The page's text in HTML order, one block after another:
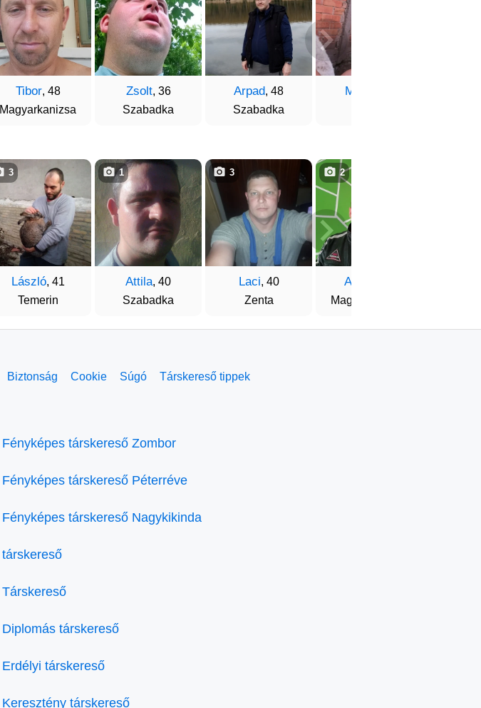
Tibor, 48
Magyarkanizsa
Zsolt, 36
Szabadka
Arpad, 48
Szabadka
Mario
László, 41
Temerin
3
Attila, 40
Szabadka
1
Laci, 40
Zenta
3
Andor
Magyarkanizsa
2
Biztonság Cookie Súgó Társkereső tippek
Fényképes társkereső Zombor
Fényképes társkereső Péterréve
Fényképes társkereső Nagykikinda
társkereső
Társkereső
Diplomás társkereső
Erdélyi társkereső
Keresztény társkereső